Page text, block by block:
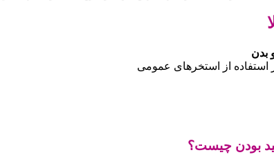
بدن
استفاده از استخرهای عمومی
بودن چیست؟